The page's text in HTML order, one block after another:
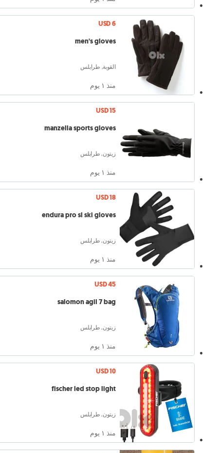
USD 6
men's gloves
القوبة, طرابلس
منذ ١ يوم
USD 15
manzella sports gloves
زيتون, طرابلس
منذ ١ يوم
USD 18
endura pro sl ski gloves
زيتون, طرابلس
منذ ١ يوم
USD 45
salomon agil 7 bag
زيتون, طرابلس
منذ ١ يوم
USD 10
fischer led stop light
زيتون, طرابلس
منذ ١ يوم